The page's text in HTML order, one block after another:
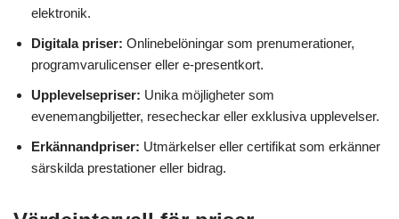
elektronik.
Digitala priser: Onlinebelöningar som prenumerationer,
programvarulicenser eller e-presentkort.
Upplevelsepriser: Unika möjligheter som
evenemangbiljetter, resecheckar eller exklusiva upplevelser.
Erkännandpriser: Utmärkelser eller certifikat som erkänner
särskilda prestationer eller bidrag.